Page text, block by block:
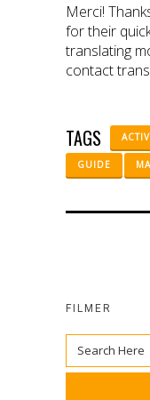
Merci!
for their
translating
contact
TAGS
GUIDE
FILMER